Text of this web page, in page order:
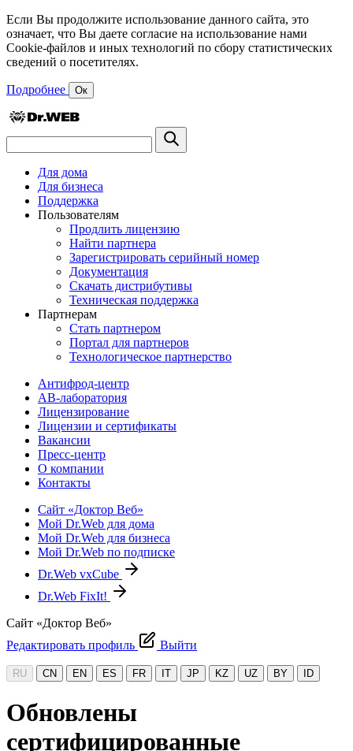
Если Вы продолжите использование данного сайта, это
означает, что Вы даете согласие на использование нами
Cookie-файлов и иных технологий по сбору статистических
сведений о посетителях.
Подробнее Ок
Для дома
Для бизнеса
Поддержка
Пользователям
Продлить лицензию
Найти партнера
Зарегистрировать серийный номер
Документация
Скачать дистрибутивы
Техническая поддержка
Партнерам
Стать партнером
Портал для партнеров
Технологическое партнерство
Антифрод-центр
АВ-лаборатория
Лицензирование
Лицензии и сертификаты
Вакансии
Пресс-центр
О компании
Контакты
Сайт «Доктор Веб»
Мой Dr.Web для дома
Мой Dr.Web для бизнеса
Мой Dr.Web по подписке
Dr.Web vxCube
Dr.Web FixIt!
Сайт «Доктор Веб»
Редактировать профиль
Выйти
RU CN EN ES FR IT JP KZ UZ BY ID
Обновлены
сертифицированные